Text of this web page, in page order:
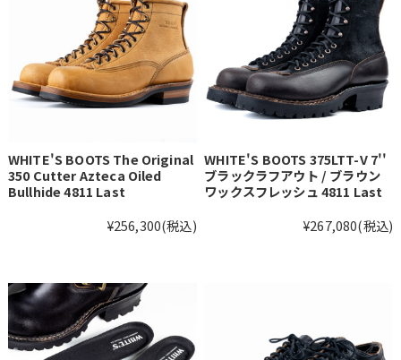
WHITE'S BOOTS The Original
350 Cutter Azteca Oiled
Bullhide 4811 Last
¥256,300(税込)
WHITE'S BOOTS 375LTT-V 7''
ブラックラフアウト / ブラウン
ワックスフレッシュ 4811 Last
¥267,080(税込)